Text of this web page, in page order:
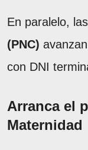
En paralelo, las
(PNC)
con DNI
Arranca el
Maternidad